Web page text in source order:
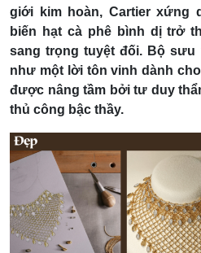
giới kim hoàn, Cartier xứng
biến hạt cà phê bình dị trở
sang trọng tuyệt đối. Bộ sưu
như một lời tôn vinh dành
được nâng tầm bởi tư duy
thủ công bậc thầy.